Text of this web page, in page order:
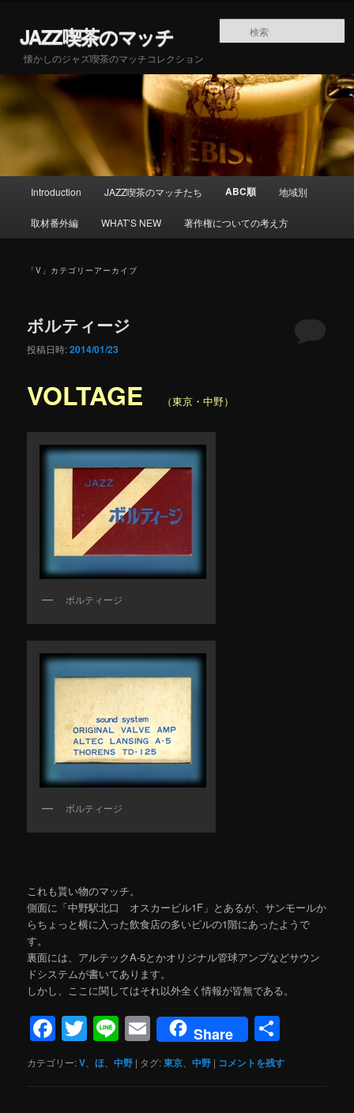
JAZZ喫茶のマッチ
懐かしのジャズ喫茶のマッチコレクション
Introduction JAZZ喫茶のマッチたち ABC順 地域別
取材番外編 WHAT’S NEW 著作権についての考え方
「V 」カテゴリーアーカイブ
ボルティージ
投稿日時:2014/01/23
VOLTAGE （東京・中野）
ボルティージ
ボルティージ
これも貰い物のマッチ。
側面に「中野駅北口 オスカービル1F」とあるが、サンモールか
らちょっと横に入った飲食店の多いビルの1階にあったようで
す。
裏面には、アルテックA-5とかオリジナル管球アンプなどサウン
ドシステムが書いてあります。
しかし、ここに関してはそれ以外全く情報が皆無である。
Facebook
Twitter
LineEmailShare
有
カテゴリー:V 、ほ 、中野 | タグ:東京 、中野 | コメントを残す